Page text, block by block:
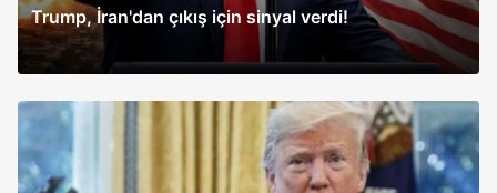
Trump, İran'dan çıkış için sinyal verdi!